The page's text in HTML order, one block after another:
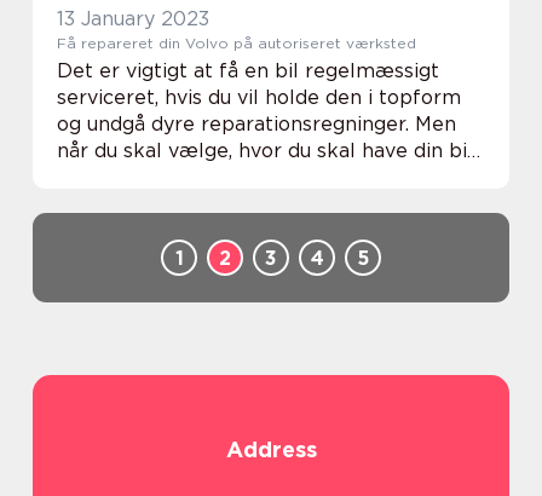
13 January 2023
Få repareret din Volvo på autoriseret værksted
Det er vigtigt at få en bil regelmæssigt
serviceret, hvis du vil holde den i topform
og undgå dyre reparationsregninger. Men
når du skal vælge, hvor du skal have din bil
1 2 3 4 5
Address